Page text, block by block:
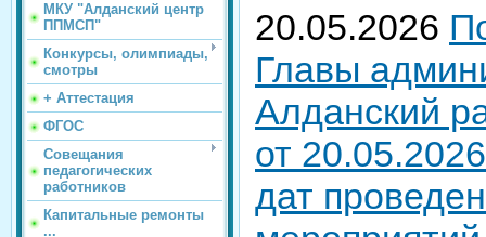
МКУ "Алданский центр
ППМСП"
Конкурсы, олимпиады,
смотры
+ Аттестация
ФГОС
Совещания
педагогических
работников
Капитальные ремонты
...
20.05.2026
Главы
Алданский
от
дат